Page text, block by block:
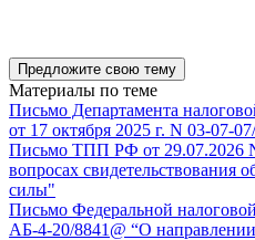
Предложите свою тему
Материалы по теме
Письмо Департамента
от 17 октября 2025 г. N 03-07-
Письмо ТПП РФ от 29.07.2026
вопросах свидетельствования
силы"
Письмо Федеральной
АБ-4-20/8841@ “О